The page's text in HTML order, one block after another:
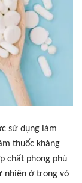
sử dụng làm
thuốc kháng
chất phong phú
nhiên ở trong vỏ